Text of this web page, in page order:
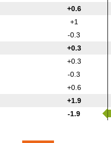
+0.6
+1
-0.3
+0.3
+0.3
-0.3
+0.6
+1.9
-1.9